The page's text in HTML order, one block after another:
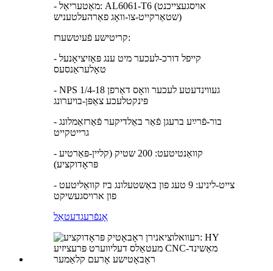
- מאַטעריאַל: AL6061-T6 (אויסגעצייכנט
שטאַרקייט-צו-וואָג פאַרהעלטעניש)
קריטישע פֿעיִטשערז:
- קייפל דורכ-לעכער מיט ענג פּאָזיציאָנעל
טאָלעראַנסעס
- NPS 1/4-18 געווינדעטע לעכער וואָס דאַרפן
פּינקטלעכע צאַפּן-בויערונג
- בור-פֿרײַע ברעגן פֿאַר באַלדיקער פֿאַרזאַמלונג
גרייטקייט
- קוואַנטיטעט: 200 שטיק (קליין-פּאַרטיע
פּראָדוקציע)
- צייט-ליניע: 9 טעג פון באַשטעלונג ביז קוואַליטעט
פון ארויסגעשיקט
אָנפֿרעגדעטאַל